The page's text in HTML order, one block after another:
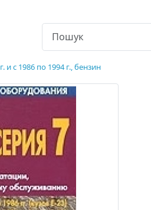
и с 1986 по 1994 г., бензин